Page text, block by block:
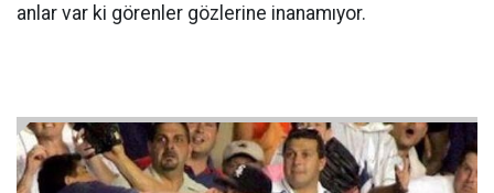
anlar var ki görenler gözlerine inanamıyor.